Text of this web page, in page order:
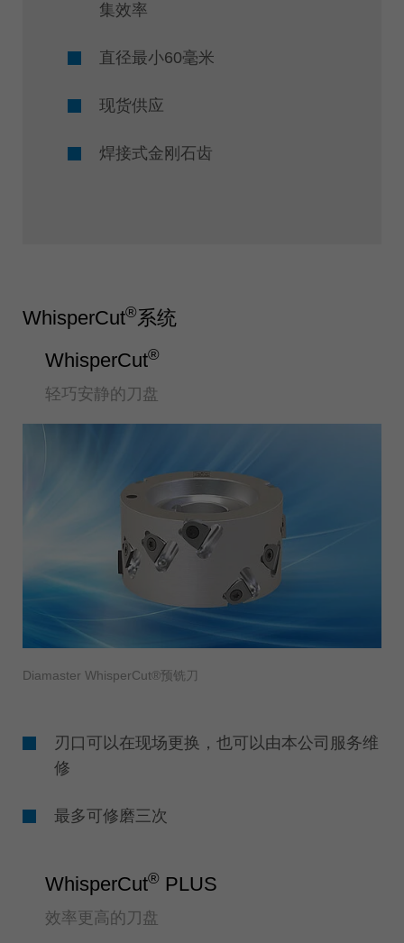
集效率
直径最小60毫米
现货供应
焊接式金刚石齿
WhisperCut®系统
WhisperCut®
轻巧安静的刀盘
Diamaster WhisperCut®预铣刀
刃口可以在现场更换，也可以由本公司服务维
修
最多可修磨三次
WhisperCut® PLUS
效率更高的刀盘